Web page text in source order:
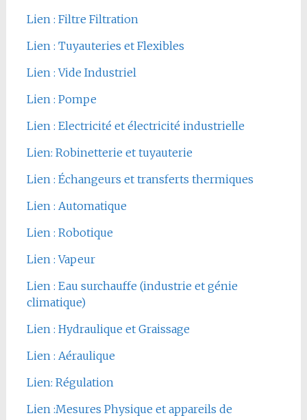
Lien : Filtre Filtration
Lien : Tuyauteries et Flexibles
Lien : Vide Industriel
Lien : Pompe
Lien : Electricité et électricité industrielle
Lien: Robinetterie et tuyauterie
Lien : Échangeurs et transferts thermiques
Lien : Automatique
Lien : Robotique
Lien : Vapeur
Lien : Eau surchauffe (industrie et génie
climatique)
Lien : Hydraulique et Graissage
Lien : Aéraulique
Lien: Régulation
Lien :Mesures Physique et appareils de